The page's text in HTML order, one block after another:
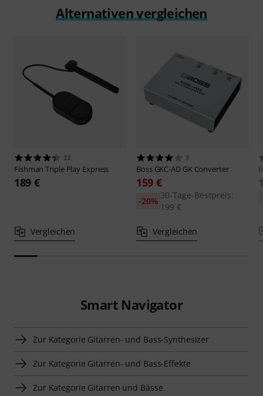
Alternativen vergleichen
22
FishmanTriple Play Express
189 €
Vergleichen
3
Boss GKC-AD GK Converter
159 €
30-Tage-Bestpreis:
199 €
-20%
Vergleichen
Smart Navigator
Zur Kategorie Gitarren- und Bass-Synthesizer
Zur Kategorie Gitarren- und Bass-Effekte
Zur Kategorie Gitarren und Bässe